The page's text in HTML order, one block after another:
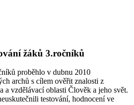
žáků 3.ročníků
proběhlo v dubnu 2010
archů s cílem ověřit znalosti z
a vzdělávací oblasti Člověk a jeho svět.
testování, hodnocení ve